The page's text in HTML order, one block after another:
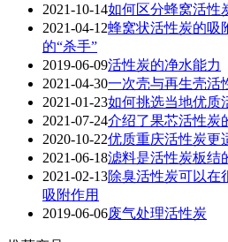
2021-10-14如何区分蜂窝活性
2021-04-12蜂窝状活性炭的吸
的“杀手”
2019-06-09活性炭的净水能力
2021-04-30一次壳与再生壳活
2021-01-23如何挑选当地优质
2021-07-24介绍了果芯活性炭
2020-10-22优质重庆活性炭更
2021-06-18滤料是活性炭板结
2021-02-13除臭活性炭可以在
吸附作用
2019-06-06废气处理活性炭